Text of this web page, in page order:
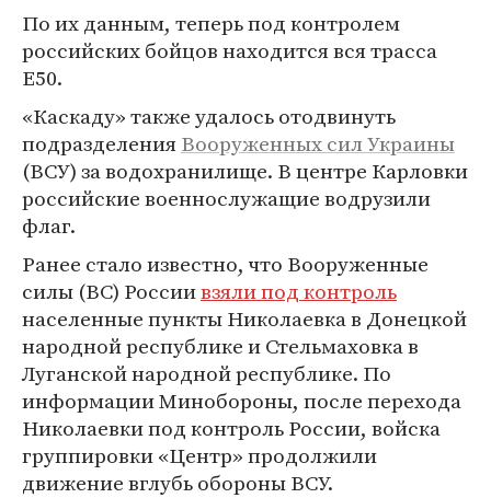
По их данным, теперь под контролем
российских бойцов находится вся трасса
Е50.
«Каскаду» также удалось отодвинуть
подразделенияВооруженных силУкраины
(ВСУ) за водохранилище. В центре Карловки
российские военнослужащие водрузили
флаг.
Ранее стало известно, что Вооруженные
силы (ВС) Россиивзяли под контроль
населенные пункты Николаевка в Донецкой
народной республике и Стельмаховка в
Луганской народной республике. По
информации Минобороны, после перехода
Николаевки под контроль России, войска
группировки «Центр» продолжили
движение вглубь обороны ВСУ.